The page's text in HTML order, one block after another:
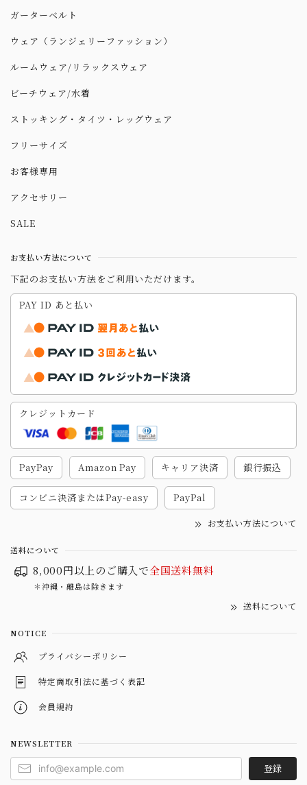
ガーターベルト
ウェア（ランジェリーファッション）
ルームウェア/リラックスウェア
ビーチウェア/水着
ストッキング・タイツ・レッグウェア
フリーサイズ
お客様専用
アクセサリー
SALE
お支払い方法について
下記のお支払い方法をご利用いただけます。
PAY ID あと払い
クレジットカード
PayPay Amazon Pay キャリア決済 銀行振込
コンビニ決済またはPay-easy PayPal
お支払い方法について
送料について
8,000円以上のご購入で全国送料無料
＊沖縄・離島は除きます
送料について
NOTICE
プライバシーポリシー
特定商取引法に基づく表記
会員規約
NEWSLETTER
登録